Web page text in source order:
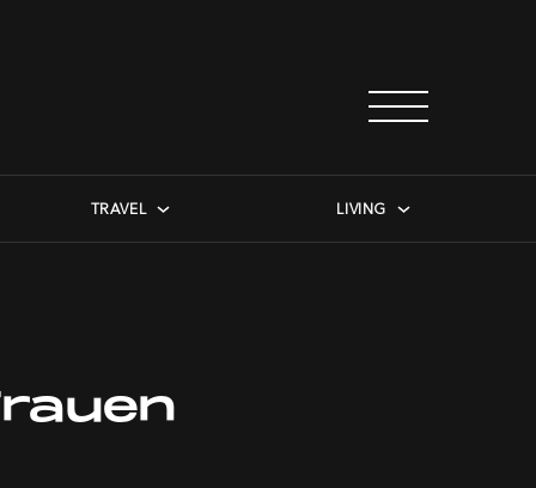
TRAVEL LIVING